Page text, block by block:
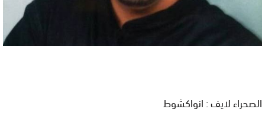
الصحراء لايف : انواكشوط